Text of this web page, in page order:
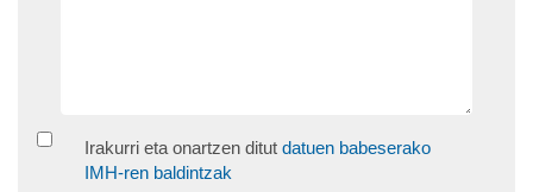
Irakurri eta onartzen ditut datuen babeserako
IMH-ren baldintzak